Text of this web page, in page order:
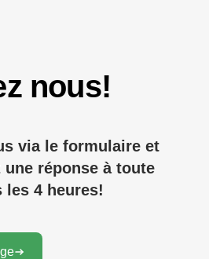
nous!
via le formulaire et
une réponse à toute
les 4 heures!